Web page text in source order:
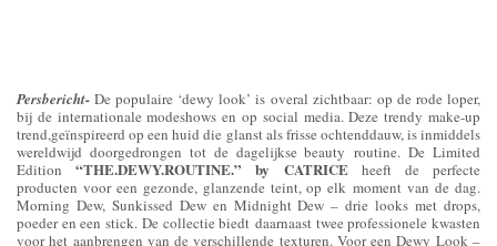
Persbericht- De populaire ‘dewy look’ is overal zichtbaar: op de rode loper,
bij de internationale modeshows en op social media. Deze trendy make-up
trend,geïnspireerd op een huid die glanst als frisse ochtenddauw, is inmiddels
wereldwijd doorgedrongen tot de dagelijkse beauty routine. De Limited
Edition“THE.DEWY.ROUTINE.” by CATRICEheeft de perfecte
producten voor een gezonde, glanzende teint, op elk moment van de dag.
Morning Dew, Sunkissed Dew en Midnight Dew – drie looks met drops,
poeder en een stick. De collectie biedt daarnaast twee professionele kwasten
voor het aanbrengen van de verschillende texturen. Voor een Dewy Look –